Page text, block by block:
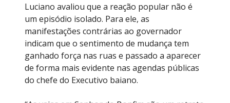
Luciano avaliou que a reação popular não é
um episódio isolado. Para ele, as
manifestações contrárias ao governador
indicam que o sentimento de mudança tem
ganhado força nas ruas e passado a aparecer
de forma mais evidente nas agendas públicas
do chefe do Executivo baiano.